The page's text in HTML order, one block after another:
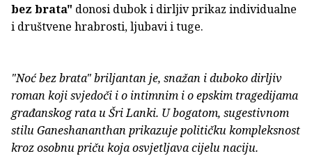
bez brata" donosi dubok i dirljiv prikaz individualne
i društvene hrabrosti, ljubavi i tuge.
"Noć bez brata" briljantan je, snažan i duboko dirljiv
roman koji svjedoči i o intimnim i o epskim tragedijama
građanskog rata u Šri Lanki. U bogatom, sugestivnom
stilu Ganeshananthan prikazuje političku kompleksnost
kroz osobnu priču koja osvjetljava cijelu naciju.